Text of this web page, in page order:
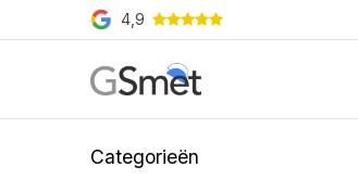
Overslaan naar inhoud
4,9
Categorieën